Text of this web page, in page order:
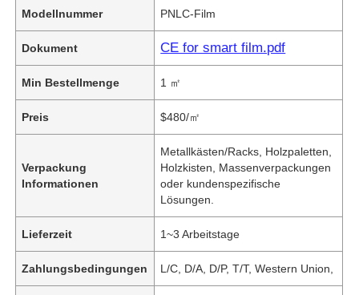
Modellnummer PNLC-Film
Dokument CE for smart film.pdf
Min Bestellmenge 1 ㎡
Preis $480/㎡
Verpackung
Informationen
Metallkästen/Racks, Holzpaletten,
Holzkisten, Massenverpackungen
oder kundenspezifische
Lösungen.
Lieferzeit 1~3 Arbeitstage
Zahlungsbedingungen L/C, D/A, D/P, T/T, Western Union,